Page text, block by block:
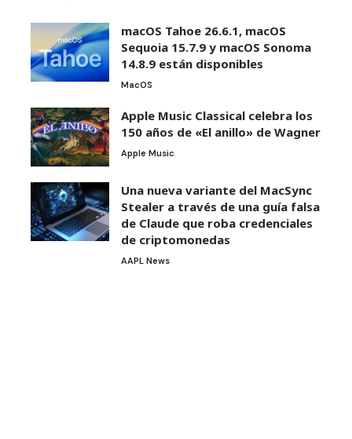
macOS Tahoe 26.6.1, macOS
Sequoia 15.7.9 y macOS Sonoma
14.8.9 están disponibles
MacOS
Apple Music Classical celebra los
150 años de «El anillo» de Wagner
Apple Music
Una nueva variante del MacSync
Stealer a través de una guía falsa
de Claude que roba credenciales
de criptomonedas
AAPL News